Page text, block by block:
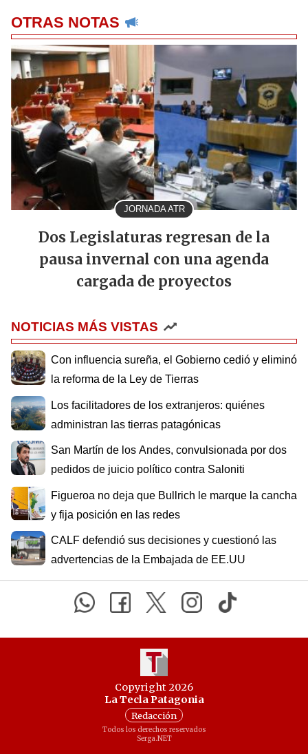
OTRAS NOTAS
JORNADA ATR
Dos Legislaturas regresan de la
pausa invernal con una agenda
cargada de proyectos
NOTICIAS MÁS VISTAS
Con influencia sureña, el Gobierno cedió y eliminó
la reforma de la Ley de Tierras
Los facilitadores de los extranjeros: quiénes
administran las tierras patagónicas
San Martín de los Andes, convulsionada por dos
pedidos de juicio político contra Saloniti
Figueroa no deja que Bullrich le marque la cancha
y fija posición en las redes
CALF defendió sus decisiones y cuestionó las
advertencias de la Embajada de EE.UU
Copyright 2026
La Tecla Patagonia
Redacción
Todos los derechos reservados
Serga.NET